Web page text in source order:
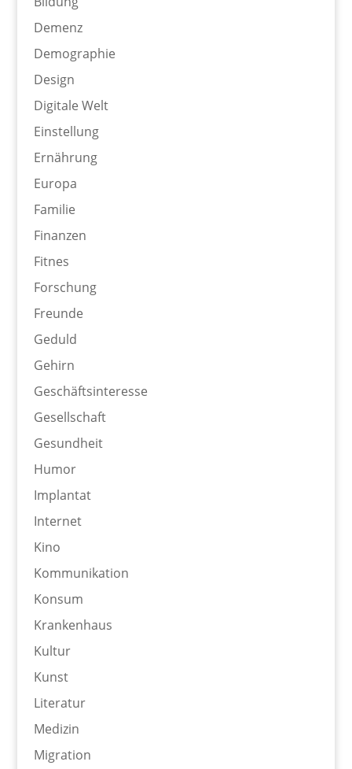
Demenz
Demographie
Design
Digitale Welt
Einstellung
Ernährung
Europa
Familie
Finanzen
Fitnes
Forschung
Freunde
Geduld
Gehirn
Geschäftsinteresse
Gesellschaft
Gesundheit
Humor
Implantat
Internet
Kino
Kommunikation
Konsum
Krankenhaus
Kultur
Kunst
Literatur
Medizin
Migration